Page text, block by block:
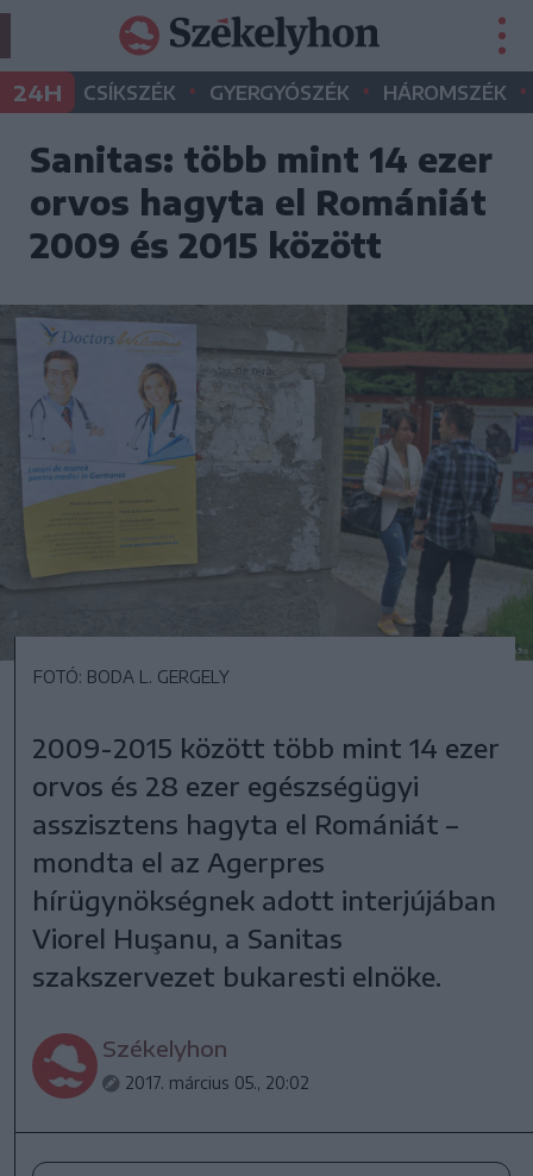
24H CSÍKSZÉK • GYERGYÓSZÉK • HÁROMSZÉK •
Sanitas: több mint 14 ezer
orvos hagyta el Romániát
2009 és 2015 között
FOTÓ: BODA L. GERGELY
2009-2015 között több mint 14 ezer
orvos és 28 ezer egészségügyi
asszisztens hagyta el Romániát –
mondta el az Agerpres
hírügynökségnek adott interjújában
Viorel Huşanu, a Sanitas
szakszervezet bukaresti elnöke.
Székelyhon
2017. március 05., 20:02